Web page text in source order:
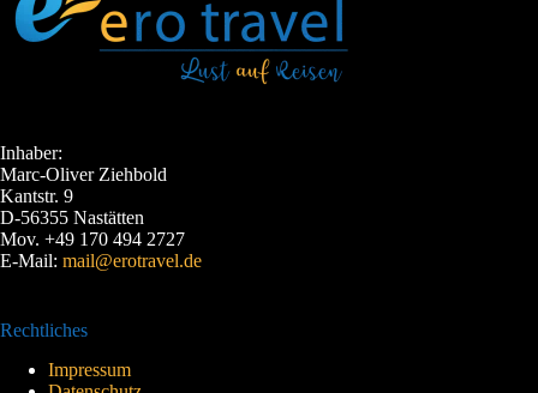
Inhaber:
Marc-Oliver Ziehbold
Kantstr. 9
D-56355 Nastätten
Mov. +49 170 494 2727
E-Mail: mail@erotravel.de
Rechtliches
Impressum